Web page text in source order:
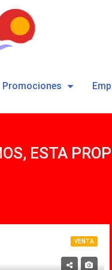
Promociones
ESTA
VENTA